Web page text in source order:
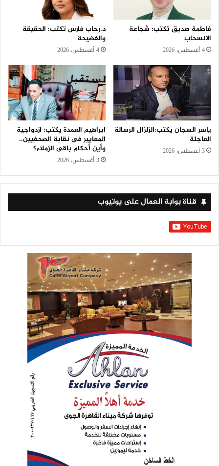
فاطمة صديق تكتب: شجاعة
الانسحاب
4 أغسطس، 2026
د.رحاب فارس تكتب: الحقيقة
والفضيحة
4 أغسطس، 2026
ياسر السجان يكتب:الزلزال الرسالة
العاجلة
3 أغسطس، 2026
ابراهيم العمدة يكتب: ازدواجية
المعايير فى نقابة الصحفيين..
وأين أحكام باقى الزملاء؟
3 أغسطس، 2026
قناة بوابة العمال على يوتيوب